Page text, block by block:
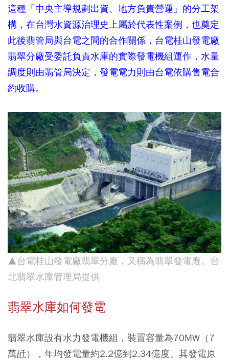
這種「中央主導規劃出資、地方負責營運」的分工架
構，在台灣水資源治理史上屬於代表性案例，也奠定
此後翡管局與台電之間的合作關係，台電桂山發電廠
翡翠分廠受委託負責水庫的實際發電機組運作，水量
調度則由翡管局決定，發電電力則由台電依購售電合
約收購。
▲台電桂山發電廠翡翠分廠，又稱為翡翠發電廠。台
北翡翠水庫管理局提供
翡翠水庫如何發電
翡翠水庫設有水力發電機組，裝置容量為70MW（7
萬瓩），年均發電量約2.2億到2.34億度。其發電原